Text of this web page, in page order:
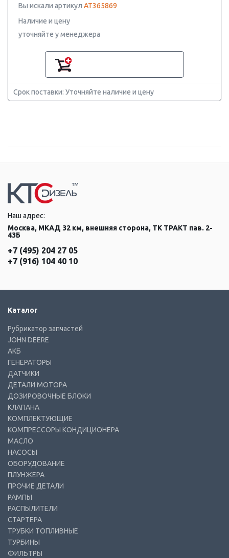
Вы искали артикул AT365869
Наличие и цену
уточняйте у менеджера
Срок поставки: Уточняйте наличие и цену
Наш адрес:
Москва, МКАД 32 км, внешняя сторона, ТК ТРАКТ пав. 2-
43Б
+7 (495) 204 27 05
+7 (916) 104 40 10
Каталог
Рубрикатор запчастей
JOHN DEERE
АКБ
ГЕНЕРАТОРЫ
ДАТЧИКИ
ДЕТАЛИ МОТОРА
ДОЗИРОВОЧНЫЕ БЛОКИ
КЛАПАНА
КОМПЛЕКТУЮЩИЕ
КОМПРЕССОРЫ КОНДИЦИОНЕРА
МАСЛО
НАСОСЫ
ОБОРУДОВАНИЕ
ПЛУНЖЕРА
ПРОЧИЕ ДЕТАЛИ
РАМПЫ
РАСПЫЛИТЕЛИ
СТАРТЕРА
ТРУБКИ ТОПЛИВНЫЕ
ТУРБИНЫ
ФИЛЬТРЫ